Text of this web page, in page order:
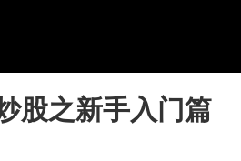
股之新手入门篇